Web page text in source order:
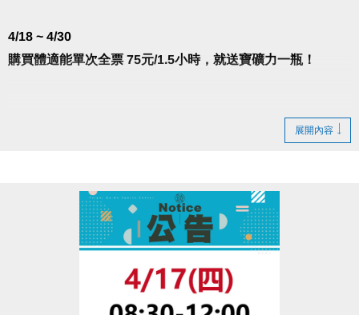
4/18 ~ 4/30
購買體適能單次全票 75元/1.5小時，就送寶礦力一瓶！
※寶礦力數量有限，送完為止。
※入場後，於體適能櫃台出示當日購票證明並簽名，即
※須單次購買75元之票種，補票不列入優惠。使用U-
展開內容